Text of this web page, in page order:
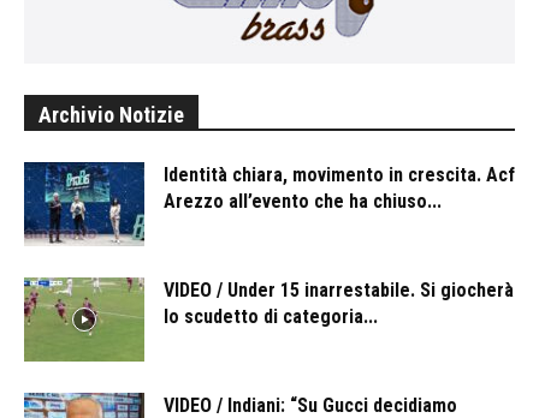
Archivio Notizie
Identità chiara, movimento in crescita. Acf
Arezzo all’evento che ha chiuso...
VIDEO / Under 15 inarrestabile. Si giocherà
lo scudetto di categoria...
VIDEO / Indiani: “Su Gucci decidiamo